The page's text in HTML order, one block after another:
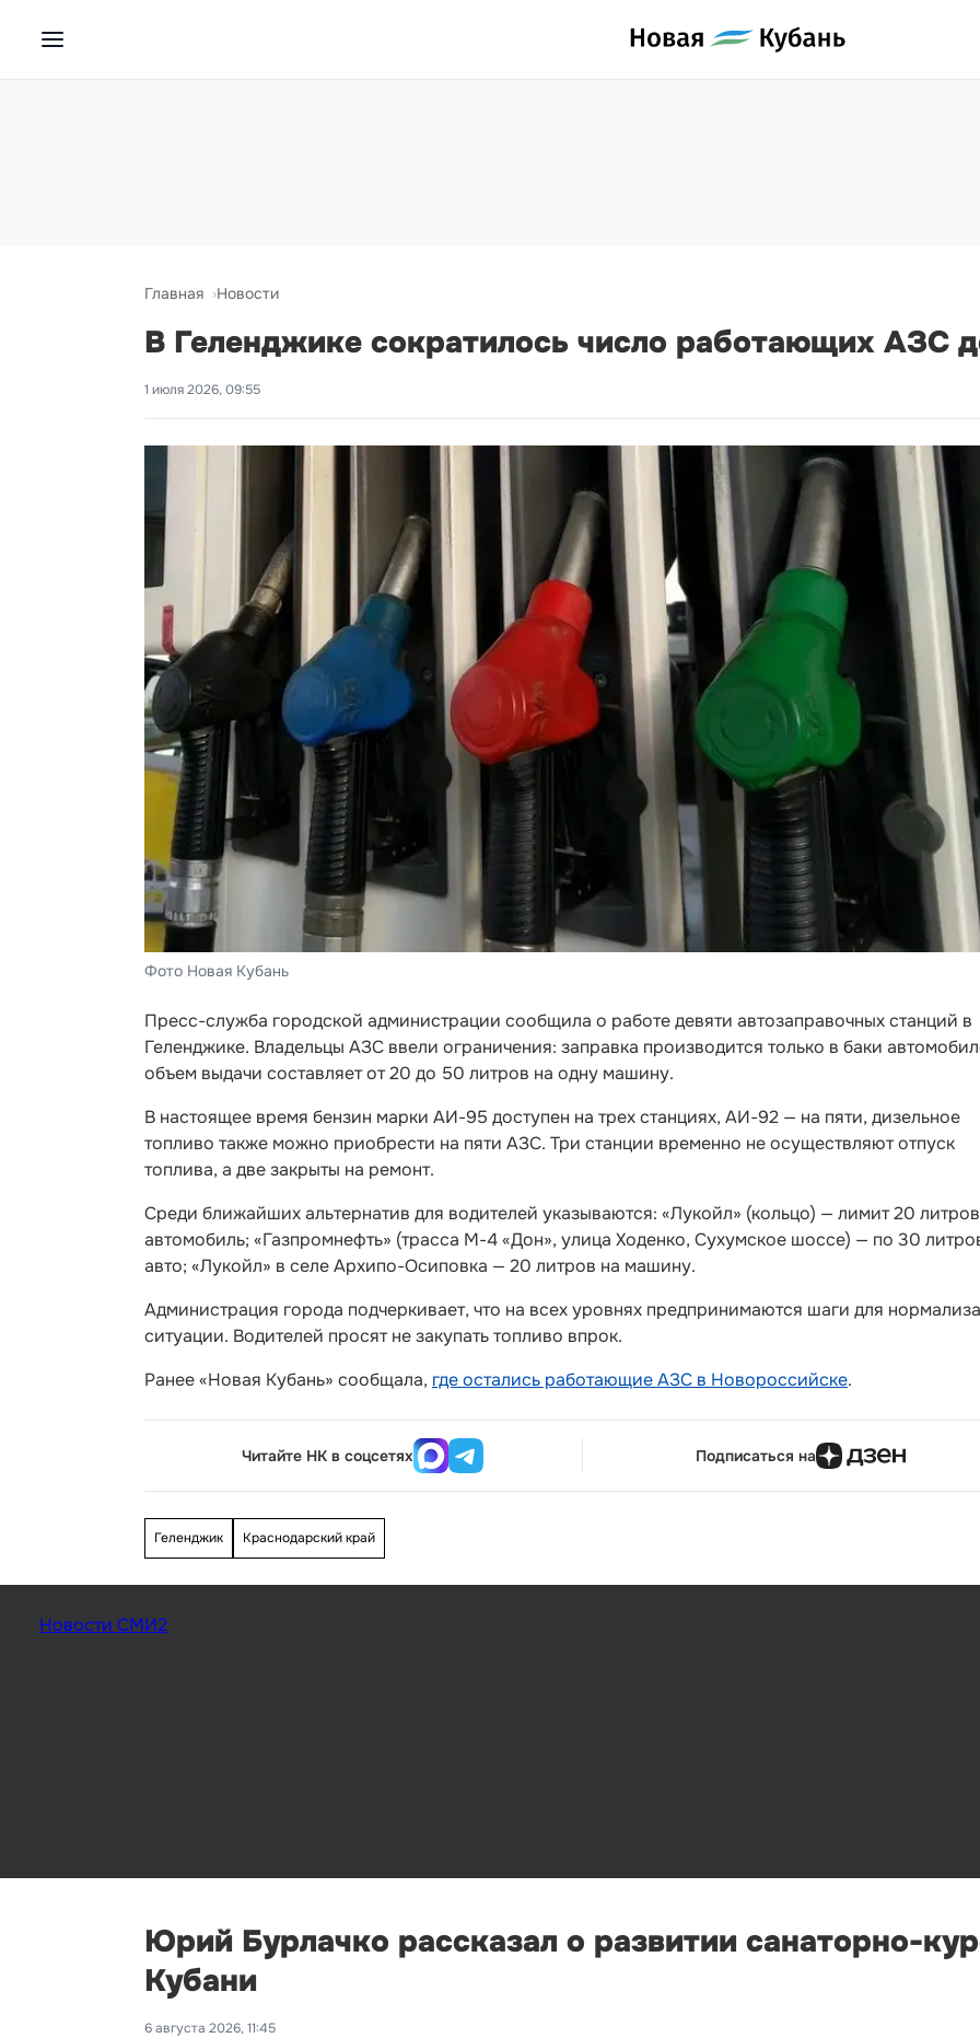
Главная Новости
В Геленджике сократилось число работающих АЗС
1 июля 2026, 09:55
Фото Новая Кубань
Пресс-служба городской администрации сообщила о работе девяти автозаправочных станций в
Геленджике. Владельцы АЗС ввели ограничения: заправка производится только в баки
объем выдачи составляет от 20 до 50 литров на одну машину.
В настоящее время бензин марки АИ-95 доступен на трех станциях, АИ-92 — на пяти, дизельное
топливо также можно приобрести на пяти АЗС. Три станции временно не осуществляют отпуск
топлива, а две закрыты на ремонт.
Среди ближайших альтернатив для водителей указываются: «Лукойл» (кольцо) — лимит 20
автомобиль; «Газпромнефть» (трасса М-4 «Дон», улица Ходенко, Сухумское шоссе) — по 30
авто; «Лукойл» в селе Архипо-Осиповка — 20 литров на машину.
Администрация города подчеркивает, что на всех уровнях предпринимаются шаги для
ситуации. Водителей просят не закупать топливо впрок.
Ранее «Новая Кубань» сообщала, где остались работающие АЗС в Новороссийске.
Читайте НК в соцсетях Подписаться на
Геленджик Краснодарский край
Новости СМИ2
Юрий Бурлачко рассказал о развитии санаторно-
Кубани
6 августа 2026, 11:45